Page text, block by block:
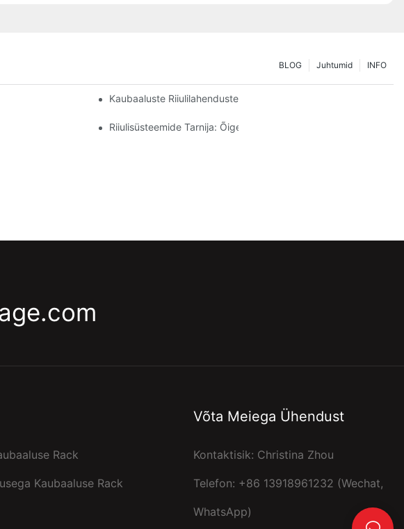
INFO
Juhtumid
BLOG
Hoiustamisvajaduste KohandamineKaubaaluste Riiulilahenduste Tulevik: Trendid Ja Uuendused
Riiulisüsteemide Tarnija: Õige Partneri Valimise Peamised Tegurid
Rack
Kaubaaluse Rack
Võta Meiega Ühendust
Kontaktisik: Christina Zhou
Telefon: +86 13918961232 (Wechat,
WhatsApp)